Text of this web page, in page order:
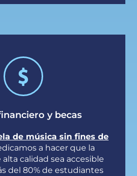
y becas
de música sin fines de
a hacer que la
calidad sea accesible
del 80% de estudiantes